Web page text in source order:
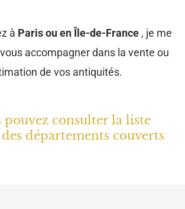
à Paris ou en Île-de-France , je me
accompagner dans la vente ou
de vos antiquités.
pouvez consulter la liste
départements couverts